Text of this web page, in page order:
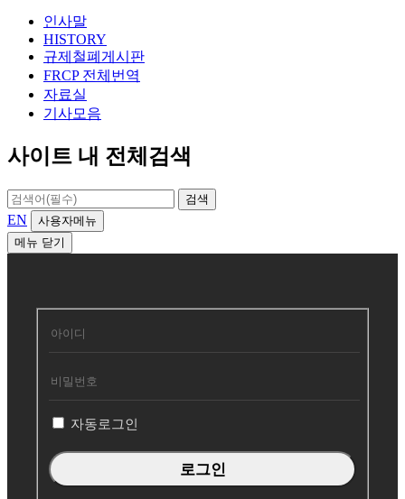
인사말
HISTORY
규제철폐게시판
FRCP 전체번역
자료실
기사모음
사이트 내 전체검색
검색
EN
사용자메뉴
메뉴 닫기
회
원
그
인
자동로그인